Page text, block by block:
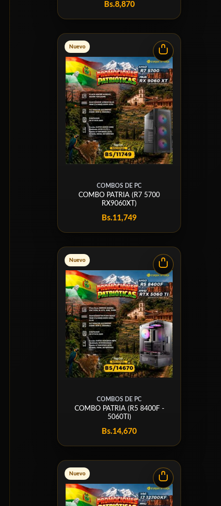
Bs.8,870
Nuevo
COMBOS DE PC
COMBO PATRIA (R7 5700
RX9060XT)
Bs.11,749
Nuevo
COMBOS DE PC
COMBO PATRIA (R5 8400F -
5060TI)
Bs.14,670
Nuevo